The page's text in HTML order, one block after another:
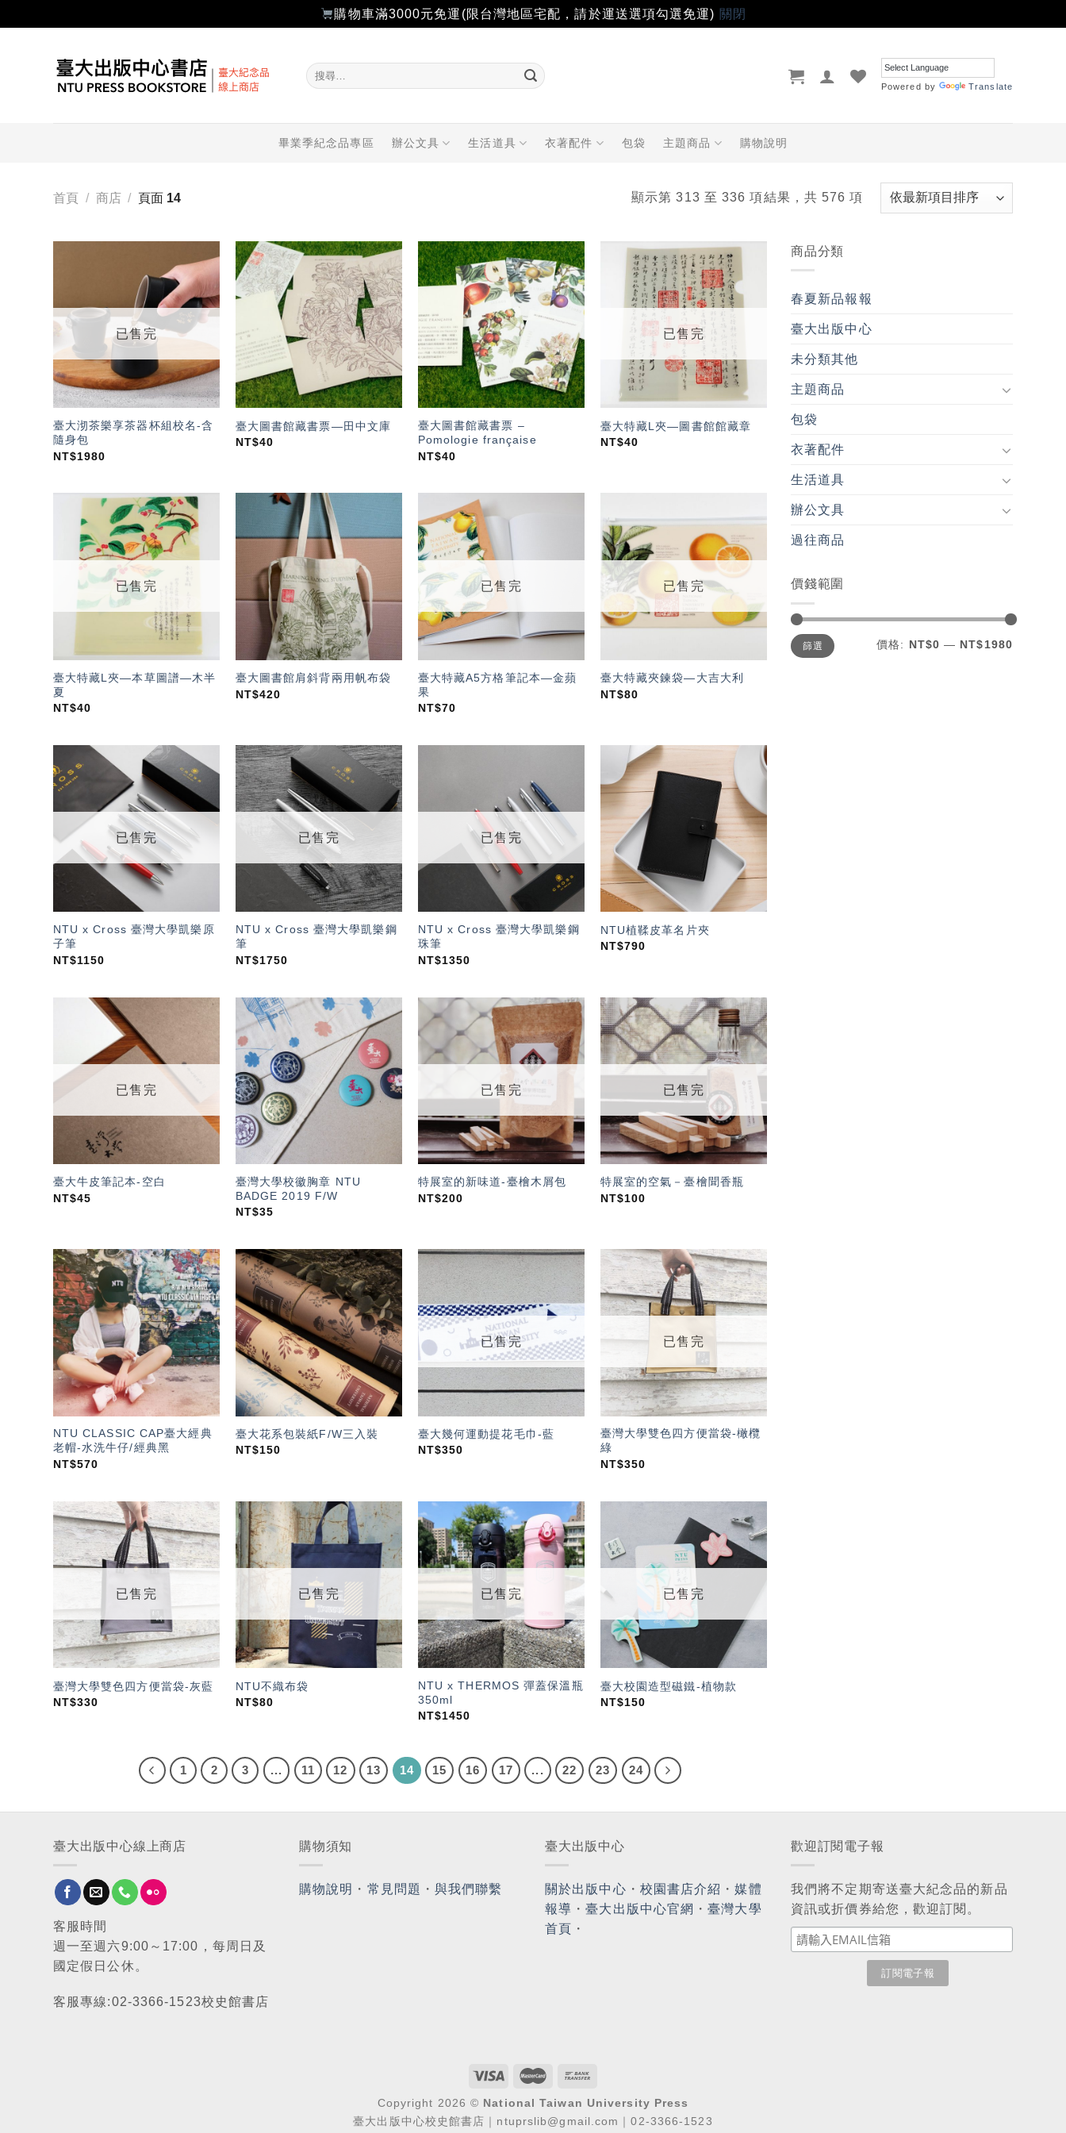
購物車滿3000元免運(限台灣地區宅配，請於運送選項勾選免運) 關閉
搜
尋
Powered by Translate
畢業季紀念品專區 辦公文具 生活道具 衣著配件 包袋 主題商品 購物說明
首頁 / 商店 / 頁面 14 顯示第 313 至 336 項結果，共 576 項
加入
「願
望輕
單」
已售完
臺大沏茶樂享茶器杯組校名-含
隨身包
NT$1980
加入
「願
望輕
單」
臺大圖書館藏書票—田中文庫
NT$40
加入
「願
望輕
單」
臺大圖書館藏書票 –
Pomologie française
NT$40
加入
「願
望輕
已售完
臺大特藏L夾—圖書館館藏章
NT$40
加入
「願
望輕
單」
已售完
臺大特藏L夾—本草圖譜—木半
夏
NT$40
加入
臺大圖書館肩斜背兩用帆布袋
NT$420
望輕
已售完
臺大特藏A5方格筆記本—金蘋
果
NT$70
加入
「願
望輕
單」
已售完
臺大特藏夾鍊袋—大吉大利
NT$80
加入
「願
望輕
已售完
NTU x Cross 臺灣大學凱樂原
子筆
NT$1150
「願
望輕
已售完
NTU x Cross 臺灣大學凱樂鋼
筆
NT$1750
望輕
已售完
NTU x Cross 臺灣大學凱樂鋼
珠筆
NT$1350
加入
「願
望輕
單」
NTU植鞣皮革名片夾
NT$790
望輕
已售完
臺大牛皮筆記本-空白
NT$45
加入
「願
望輕
單」
臺灣大學校徽胸章 NTU
BADGE 2019 F/W
NT$35
加入
「願
望輕
已售完
特展室的新味道-臺檜木屑包
NT$200
加入
「願
望輕
已售完
特展室的空氣－臺檜聞香瓶
NT$100
加入
「願
望輕
單」
NTU CLASSIC CAP臺大經典
老帽-水洗牛仔/經典黑
NT$570
加入
「願
望輕
單」
臺大花系包裝紙F/W三入裝
NT$150
加入
「願
望輕
已售完
臺大幾何運動提花毛巾-藍
NT$350
加入
「願
望輕
已售完
臺灣大學雙色四方便當袋-橄欖
綠
NT$350
加入
「願
望輕
已售完
臺灣大學雙色四方便當袋-灰藍
NT$330
加入
「願
望輕
已售完
NTU不織布袋
NT$80
加入
「願
望輕
單」
已售完
NTU x THERMOS 彈蓋保溫瓶
350ml
NT$1450
加入
「願
望輕
已售完
臺大校園造型磁鐵-植物款
NT$150
1 2 3 ... 11 12 13 14 15 16 17 ... 22 23 24
商品分類
春夏新品報報
臺大出版中心
未分類其他
主題商品
包袋
衣著配件
生活道具
辦公文具
過往商品
價錢範圍
最
低
價
最
高
價
篩選 價格: NT$0 — NT$1980
臺大出版中心線上商店
客服時間
週一至週六9:00～17:00，每周日及
國定假日公休。
客服專線:02-3366-1523校史館書店
購物須知
購物說明 ・ 常見問題 ・與我們聯繫
臺大出版中心
關於出版中心 ・ 校園書店介紹 ・媒體
報導 ・臺大出版中心官網 ・臺灣大學
首頁 ・
歡迎訂閱電子報
我們將不定期寄送臺大紀念品的新品
資訊或折價券給您，歡迎訂閱。
Copyright 2026 © National Taiwan University Press
臺大出版中心校史館書店｜ntuprslib@gmail.com｜02-3366-1523